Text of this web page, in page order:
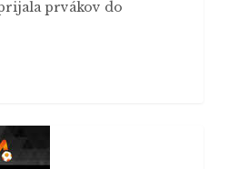
prvákov do